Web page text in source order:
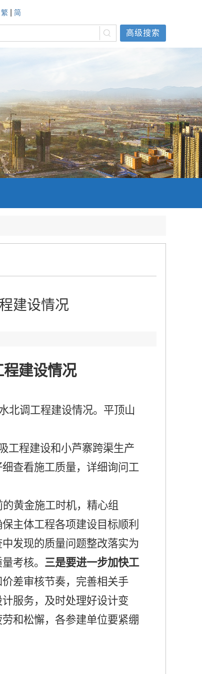
繁 简
高级搜索
建设情况
建设情况
北调工程建设情况。平顶山
工程建设和小芦寨跨渠生产
查看施工质量，详细询问工
黄金施工时机，精心组
主体工程各项建设目标顺利
发现的质量问题整改落实为
考核。 三是要进一步加快工
差审核节奏，完善相关手
服务，及时处理好设计变
和松懈，各参建单位要紧绷